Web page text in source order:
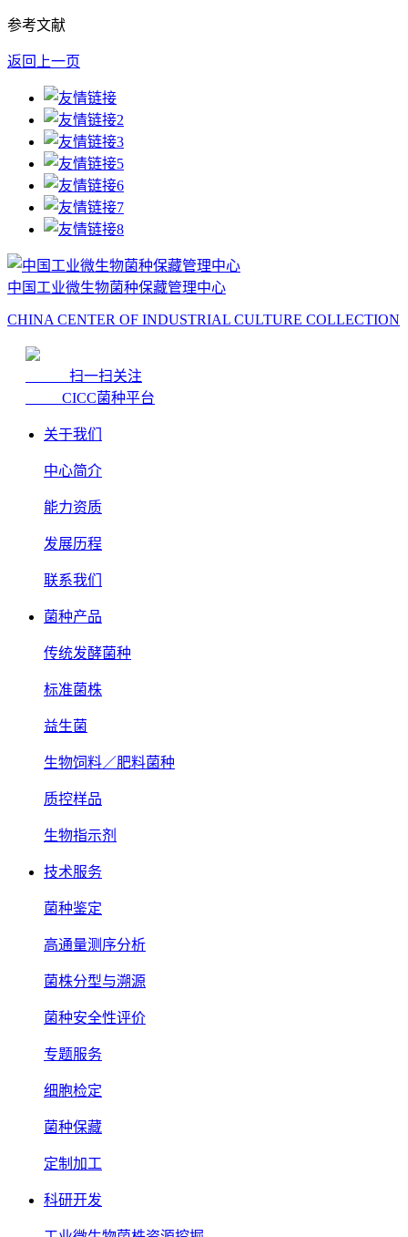
参考文献
返回上一页
中国工业微生物菌种保藏管理中心
CHINA CENTER OF INDUSTRIAL CULTURE COLLECTION
扫一扫关注
CICC菌种平台
关于我们
中心简介
能力资质
发展历程
联系我们
菌种产品
传统发酵菌种
标准菌株
益生菌
生物饲料／肥料菌种
质控样品
生物指示剂
技术服务
菌种鉴定
高通量测序分析
菌株分型与溯源
菌种安全性评价
专题服务
细胞检定
菌种保藏
定制加工
科研开发